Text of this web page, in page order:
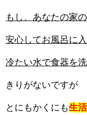
もし、あなたの家
安心してお風呂に
冷たい水で食器を
きりがないですが
とにもかくにも生